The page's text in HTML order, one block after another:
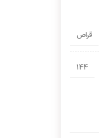
قراص
144